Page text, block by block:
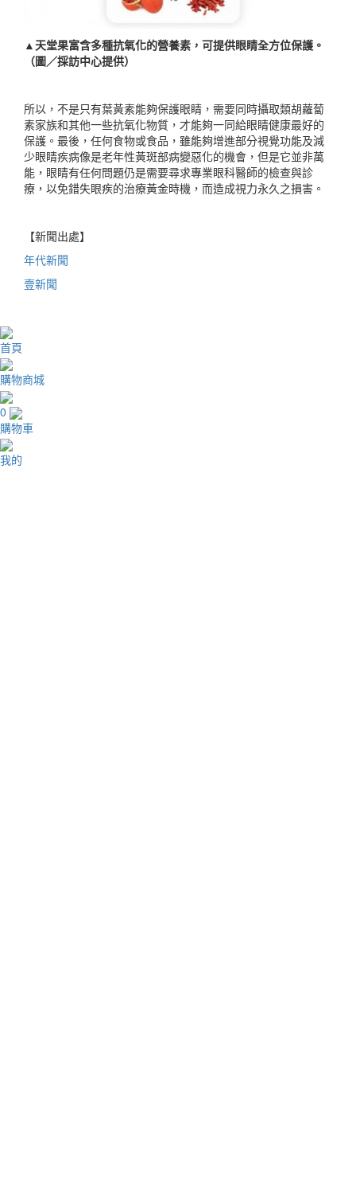
▲天堂果富含多種抗氧化的營養素，可提供眼睛全方位保護。
（圖／採訪中心提供）
所以，不是只有葉黃素能夠保護眼睛，需要同時攝取類胡蘿蔔
素家族和其他一些抗氧化物質，才能夠一同給眼睛健康最好的
保護。最後，任何食物或食品，雖能夠增進部分視覺功能及減
少眼睛疾病像是老年性黃斑部病變惡化的機會，但是它並非萬
能，眼睛有任何問題仍是需要尋求專業眼科醫師的檢查與診
療，以免錯失眼疾的治療黃金時機，而造成視力永久之損害。
【新聞出處】
年代新聞
壹新聞
首頁
購物商城
0
購物車
我的